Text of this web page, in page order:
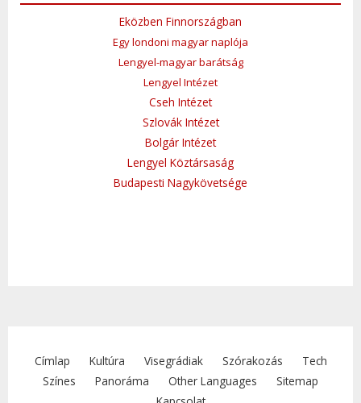
Eközben Finnországban
Egy londoni magyar naplója
Lengyel-magyar barátság
Lengyel Intézet
Cseh Intézet
Szlovák Intézet
Bolgár Intézet
Lengyel Köztársaság
Budapesti Nagykövetsége
Címlap Kultúra Visegrádiak Szórakozás
Tech
Színes
Panoráma Other Languages
Sitemap